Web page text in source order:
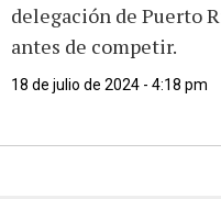
delegación de Puerto
antes de competir.
18 de julio de 2024 - 4:18 pm